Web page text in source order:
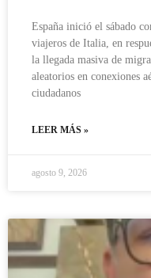
España inició el sábado
viajeros de Italia, en
la llegada masiva de
aleatorios en conexiones
ciudadanos
LEER MÁS »
agosto 9, 2026